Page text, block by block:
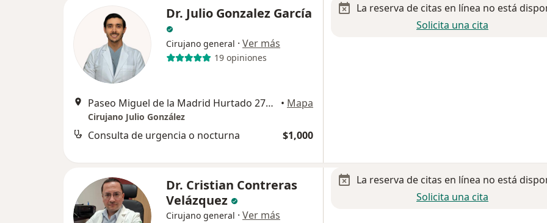
Dr. Julio Gonzalez García
Cirujano general · Ver más
19 opiniones
Paseo Miguel de la Madrid Hurtado 271, Colima • Mapa
Cirujano Julio González
Consulta de urgencia o nocturna $1,000
La reserva de citas en línea no está
Solicita una cita
Dr. Cristian Contreras
Velázquez
Cirujano general · Ver más
La reserva de citas en línea no está
Solicita una cita